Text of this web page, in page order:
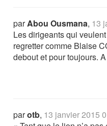
parAbou Ousmana, 13
Les dirigeants qui
regretter comme Blaise
debout et pour toujours.
parotb, 13 janvier 2015